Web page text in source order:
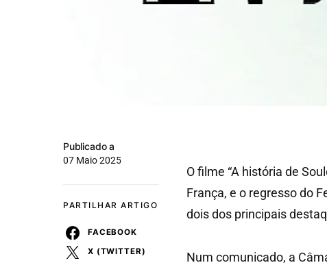
Publicado a
07 Maio 2025
PARTILHAR ARTIGO
FACEBOOK
X (TWITTER)
O filme “A história de
França, e o regresso do
dois dos principais
Num comunicado, a